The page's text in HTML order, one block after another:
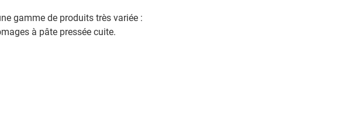
gamme de produits très variée :
à pâte pressée cuite.